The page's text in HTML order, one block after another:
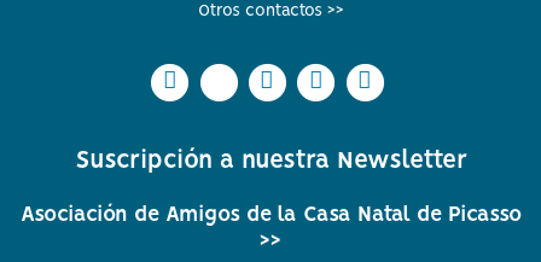
Otros contactos >>
Icono
Icono
facebook
Icono
Icono
twitter
Icono
Icono
Instagram
Icono
Icono
Whatsapp
Icono
Icono
Youtube
Suscripción a nuestra Newsletter
Asociación de Amigos de la Casa Natal de Picasso
>>